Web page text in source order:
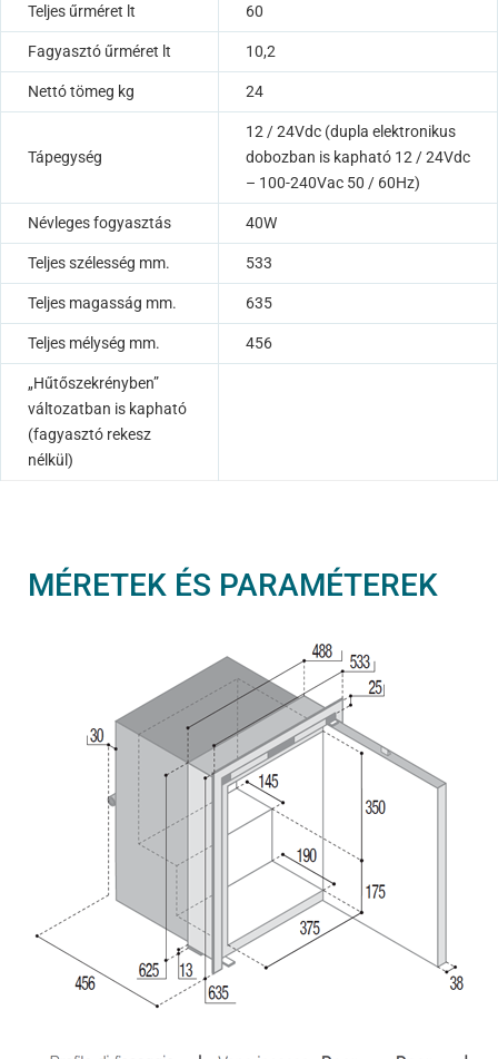
Teljes űrméret lt 60
Fagyasztó űrméret lt 10,2
Nettó tömeg kg 24
Tápegység
12 / 24Vdc (dupla elektronikus
dobozban is kapható 12 / 24Vdc
– 100-240Vac 50 / 60Hz)
Névleges fogyasztás 40W
Teljes szélesség mm. 533
Teljes magasság mm. 635
Teljes mélység mm. 456
„Hűtőszekrényben”
változatban is kapható
(fagyasztó rekesz
nélkül)
MÉRETEK ÉS PARAMÉTEREK